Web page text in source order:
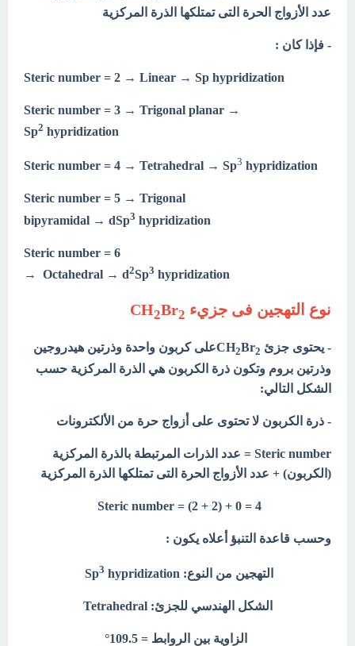
عدد الأزواج الحرة التى تمتلكها الذرة المركزية
- فإذا كان :
Steric number = 3 → Trigonal planar →
Sp2 hypridization
→ Sp3 hypridization
Steric number = 5 → Trigonal
bipyramidal → dSp3 hypridization
Steric number = 6
→
Octahedral → d2Sp3 hypridization
نوع التهجين فى جزيء CH 2Br2
- يحتوى جزئ CH 2Br2
على كربون واحدة وذرتين هيدروجين
وذرتين بروم وتكون ذرة الكربون هي الذرة المركزية حسب
الشكل التالي:
- ذرة الكربون لا تحتوى على أزواج حرة من الألكترونات
Steric number = عدد الذرات المرتبطة بالذرة المركزية
(الكربون) + عدد الأزواج الحرة التى تمتلكها الذرة المركزية
Steric number = (2 + 2) + 0 = 4
وحسب قاعدة التنبؤ أعلاه يكون :
التهجين من النوع: Sp3 hypridization
الشكل الهندسي للجزئ:Tetrahedral
الزاوية بين الروابط = 109.5°